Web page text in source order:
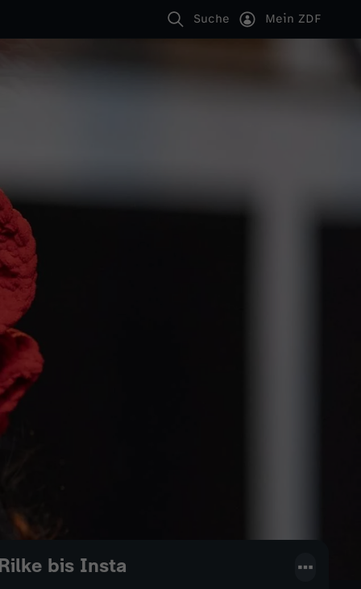
Suche Mein ZDF
bis Insta